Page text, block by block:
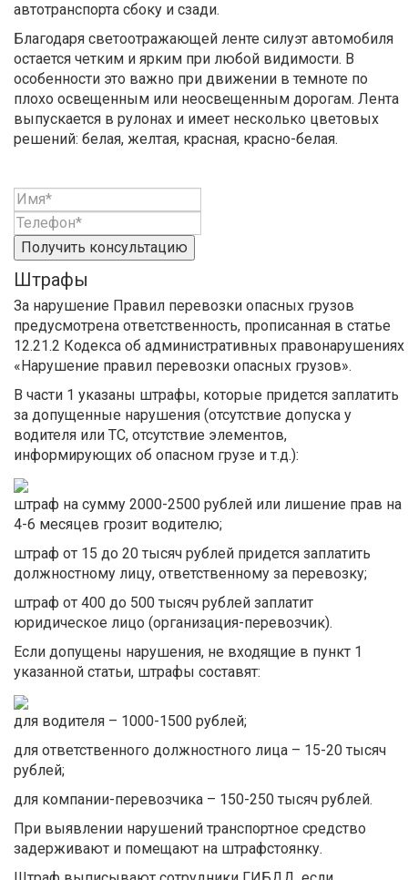
автотранспорта сбоку и сзади.
Благодаря светоотражающей ленте силуэт автомобиля
остается четким и ярким при любой видимости. В
особенности это важно при движении в темноте по
плохо освещенным или неосвещенным дорогам. Лента
выпускается в рулонах и имеет несколько цветовых
решений: белая, желтая, красная, красно-белая.
Получить консультацию
Штрафы
За нарушение Правил перевозки опасных грузов
предусмотрена ответственность, прописанная в статье
12.21.2 Кодекса об административных правонарушениях
«Нарушение правил перевозки опасных грузов».
В части 1 указаны штрафы, которые придется заплатить
за допущенные нарушения (отсутствие допуска у
водителя или ТС, отсутствие элементов,
информирующих об опасном грузе и т.д.):
штраф на сумму 2000-2500 рублей или лишение прав на
4-6 месяцев грозит водителю;
штраф от 15 до 20 тысяч рублей придется заплатить
должностному лицу, ответственному за перевозку;
штраф от 400 до 500 тысяч рублей заплатит
юридическое лицо (организация-перевозчик).
Если допущены нарушения, не входящие в пункт 1
указанной статьи, штрафы составят:
для водителя – 1000-1500 рублей;
для ответственного должностного лица – 15-20 тысяч
рублей;
для компании-перевозчика – 150-250 тысяч рублей.
При выявлении нарушений транспортное средство
задерживают и помещают на штрафстоянку.